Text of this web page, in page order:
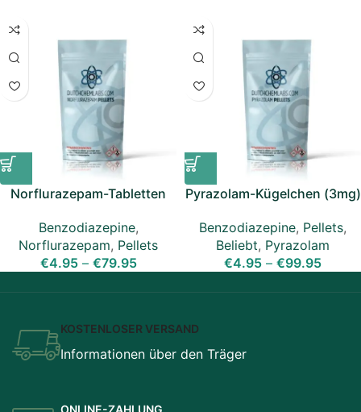
Norflurazepam-Tabletten
Benzodiazepine,
Norflurazepam, Pellets
€4.95 – €79.95
Pyrazolam-Kügelchen (3mg)
Benzodiazepine, Pellets,
Beliebt, Pyrazolam
€4.95 – €99.95
KOSTENLOSER VERSAND
Informationen über den Träger